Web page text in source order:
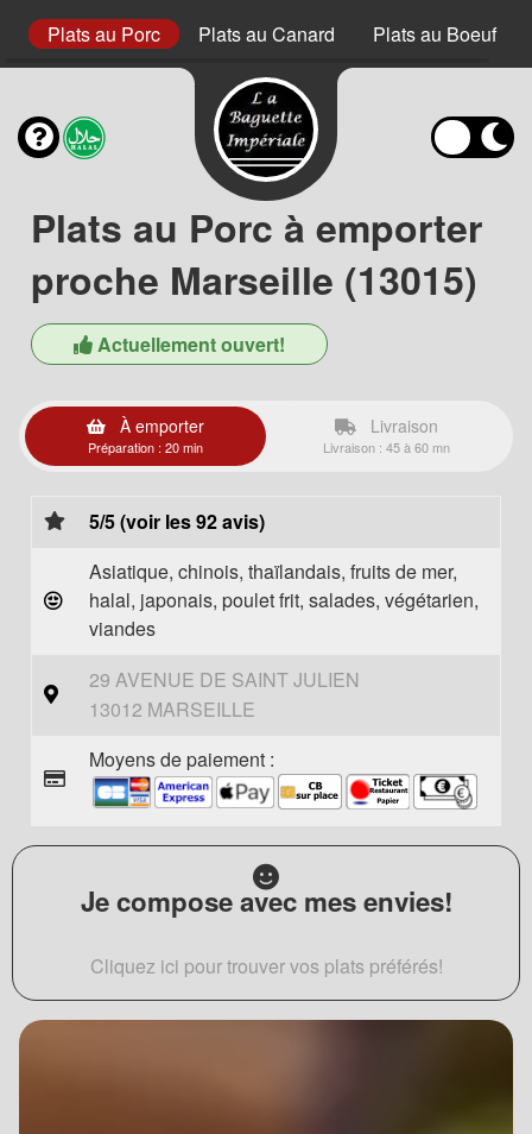
Plats au Porc Plats au Canard Plats au Boeuf
Plats au Porc à emporter
proche Marseille (13015)
Actuellement ouvert!
À emporter
Préparation : 20 min
Livraison
Livraison : 45 à 60 mn
5/5 (voir les 92 avis)
Asiatique, chinois, thaïlandais, fruits de mer,
halal, japonais, poulet frit, salades, végétarien,
viandes
29 AVENUE DE SAINT JULIEN
13012 MARSEILLE
Moyens de paiement :
Je compose avec mes envies!
Cliquez ici pour trouver vos plats préférés!